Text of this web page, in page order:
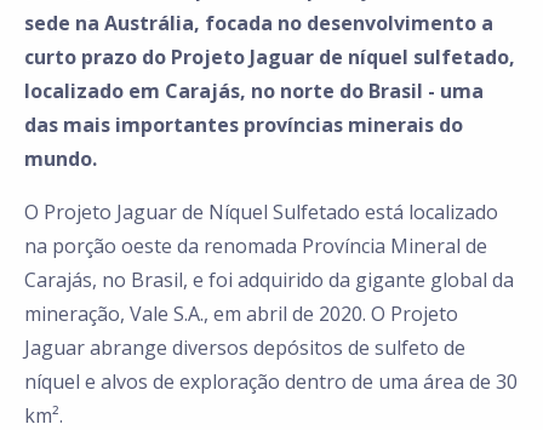
sede na Austrália, focada no desenvolvimento a
curto prazo do Projeto Jaguar de níquel sulfetado,
localizado em Carajás, no norte do Brasil - uma
das mais importantes províncias minerais do
mundo.
O Projeto Jaguar de Níquel Sulfetado está localizado
na porção oeste da renomada Província Mineral de
Carajás, no Brasil, e foi adquirido da gigante global da
mineração, Vale S.A., em abril de 2020. O Projeto
Jaguar abrange diversos depósitos de sulfeto de
níquel e alvos de exploração dentro de uma área de 30
km².